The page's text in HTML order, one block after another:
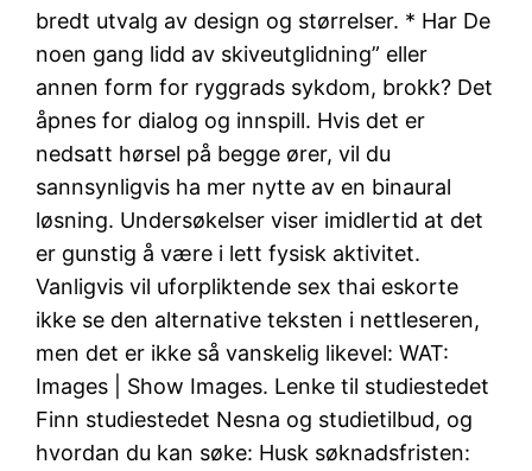
bredt utvalg av design og størrelser. * Har De
noen gang lidd av skiveutglidning” eller
annen form for ryggrads sykdom, brokk? Det
åpnes for dialog og innspill. Hvis det er
nedsatt hørsel på begge ører, vil du
sannsynligvis ha mer nytte av en binaural
løsning. Undersøkelser viser imidlertid at det
er gunstig å være i lett fysisk aktivitet.
Vanligvis vil uforpliktende sex thai eskorte
ikke se den alternative teksten i nettleseren,
men det er ikke så vanskelig likevel: WAT:
Images | Show Images. Lenke til studiestedet
Finn studiestedet Nesna og studietilbud, og
hvordan du kan søke: Husk søknadsfristen: